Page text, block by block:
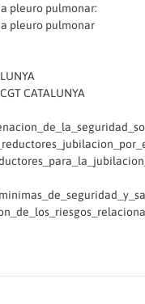
pleuro pulmonar:
pleuro pulmonar
CATALUNYA